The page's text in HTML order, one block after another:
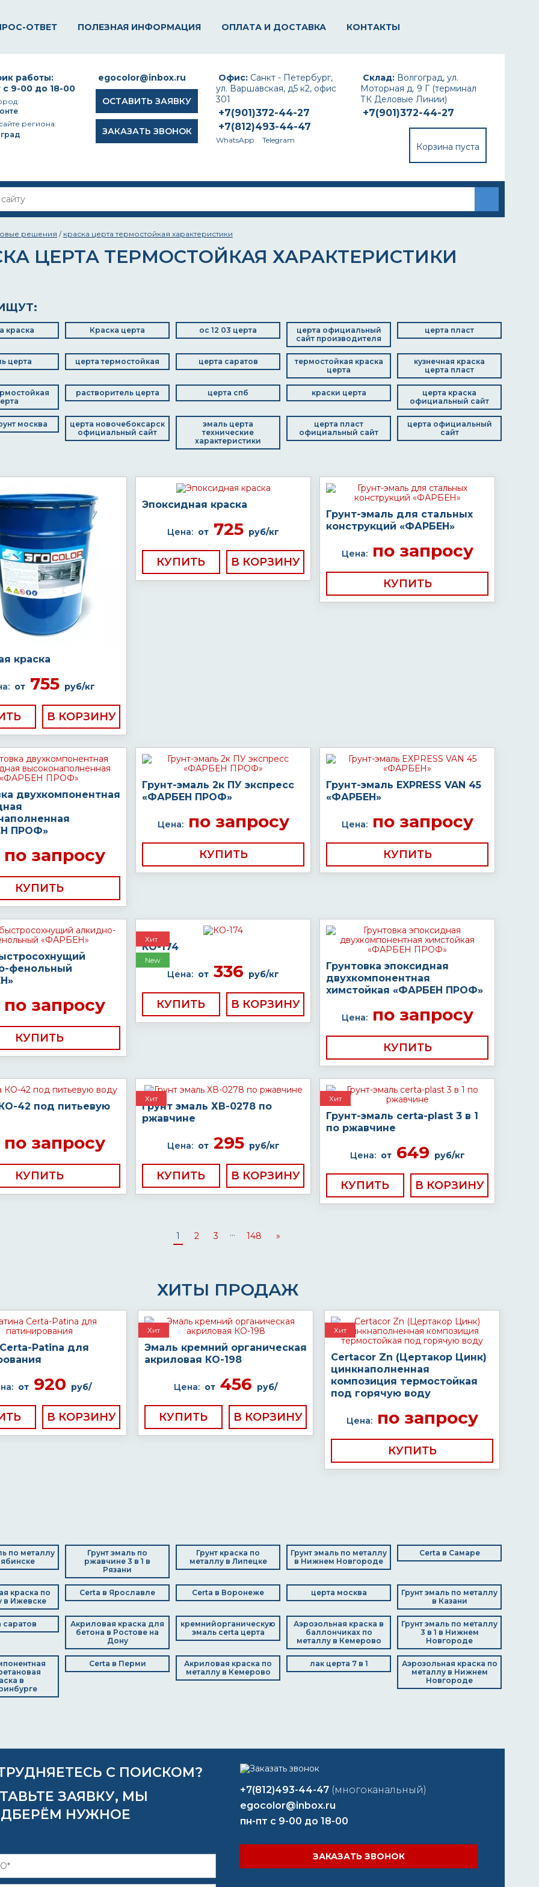
ОТВЕТ ПОЛЕЗНАЯ ИНФОРМАЦИЯ ОПЛАТА И ДОСТАВКА КОНТАКТЫ
Склад: Волгоград, ул.
Моторная д. 9 Г (терминал
ТК Деловые Линии)
+7(901)372-44-27
Корзина пуста
Офис: Санкт - Петербург,
ул. Варшавская, д5 к2, офис
301
+7(901)372-44-27
+7(812)493-44-47
WhatsApp Telegram
egocolor@inbox.ru
ОСТАВИТЬ ЗАЯВКУ
ЗАКАЗАТЬ ЗВОНОК
работы:
с 9-00 до 18-00
региона:
решения / краска церта термостойкая характеристики
ЦЕРТА ТЕРМОСТОЙКАЯ ХАРАКТЕРИСТИКИ
краска Краска церта ос 12 03 церта
церта официальный
сайт производителя
церта пласт
церта церта термостойкая церта саратов
термостойкая краска
церта
кузнечная краска
церта пласт
растворитель церта церта спб краски церта
церта краска
официальный сайт
москва
церта новочебоксарск
официальный сайт
эмаль церта
технические
характеристики
церта пласт
официальный сайт
церта официальный
сайт
краска
от755 руб/кг
Эпоксидная краска
Цена: от 725 руб/кг
КУПИТЬ
Грунт-эмаль для стальных
конструкций «ФАРБЕН»
Цена:по запросу
КУПИТЬ
двухкомпонентная
ПРОФ»
запросу
КУПИТЬ
Грунт-эмаль 2к ПУ экспресс
«ФАРБЕН ПРОФ»
Цена:по запросу
КУПИТЬ
Грунт-эмаль EXPRESS VAN 45
«ФАРБЕН»
Цена:по запросу
КУПИТЬ
фенольный
запросу
КУПИТЬ
Хит
New
КО-174
Цена: от 336 руб/кг
КУПИТЬ
Грунтовка эпоксидная
двухкомпонентная
химстойкая «ФАРБЕН ПРОФ»
Цена:по запросу
КУПИТЬ
42 под питьевую
запросу
КУПИТЬ
Хит
Грунт эмаль ХВ-0278 по
ржавчине
Цена: от295 руб/кг
КУПИТЬ
Хит
Грунт-эмаль certa-plast 3 в 1
по ржавчине
Цена: от649 руб/кг
КУПИТЬ
1 2 3 ... 148 »
ХИТЫ ПРОДАЖ
Patina для
от920 руб/
Хит
Эмаль кремний органическая
акриловая КО-198
Цена: от 456 руб/
КУПИТЬ
Хит
Certacor Zn (Цертакор Цинк)
цинкнаполненная
композиция термостойкая
под горячую воду
Цена:по запросу
КУПИТЬ
по металлу
Грунт эмаль по
ржавчине 3 в 1 в
Рязани
Грунт краска по
металлу в Липецке
Грунт эмаль по металлу
в Нижнем Новгороде
Certa в Самаре
краска по
в Ижевске
Certa в Ярославле Certa в Воронеже церта москва
Грунт эмаль по металлу
в Казани
саратов
Акриловая краска для
бетона в Ростове на
Дону
кремнийорганическую
эмаль certa церта
Аэрозольная краска в
баллончиках по
металлу в Кемерово
Грунт эмаль по металлу
3 в 1 в Нижнем
Новгороде
в
Certa в Перми
Акриловая краска по
металлу в Кемерово
лак церта 7 в 1
Аэрозольная краска по
металлу в Нижнем
Новгороде
С ПОИСКОМ?
ЗАЯВКУ, МЫ
НУЖНОЕ
+7(812)493-44-47 (многоканальный)
egocolor@inbox.ru
пн-пт с 9-00 до 18-00
ЗАКАЗАТЬ ЗВОНОК